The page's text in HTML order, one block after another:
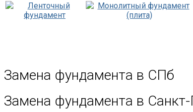
Замена фундамента в СПб
Замена фундамента в